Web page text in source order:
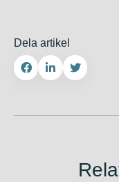
Dela artikel